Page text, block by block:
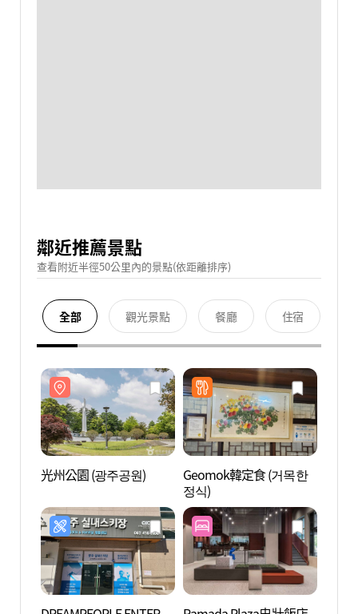
鄰近推薦景點
查看附近半徑50公里內的景點(依距離排序)
全部 觀光景點 餐廳 住宿
光州公園 (광주공원)
Geomok韓定食 (거목한
정식)